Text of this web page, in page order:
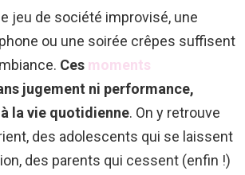
jeu de société improvisé, une
ou une soirée crêpes suffisent
Ces moments
jugement ni performance,
la vie quotidienne. On y retrouve
des adolescents qui se laissent
des parents qui cessent (enfin !)